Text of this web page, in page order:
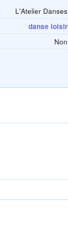
L'Atelier Danses
danse loisir
Non